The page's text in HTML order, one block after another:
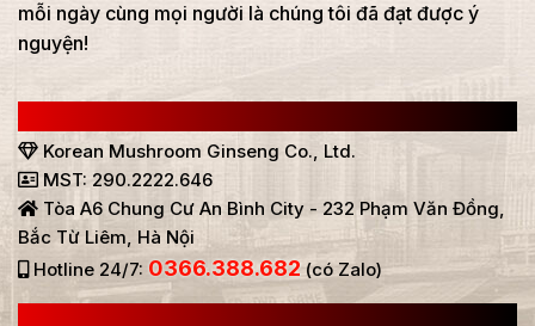
mỗi ngày cùng mọi người là chúng tôi đã đạt được ý
nguyện!
Korean Mushroom Ginseng Co., Ltd.
MST: 290.2222.646
Tòa A6 Chung Cư An Bình City - 232 Phạm Văn Đồng,
Bắc Từ Liêm, Hà Nội
Hotline 24/7: 0366.388.682(có Zalo)